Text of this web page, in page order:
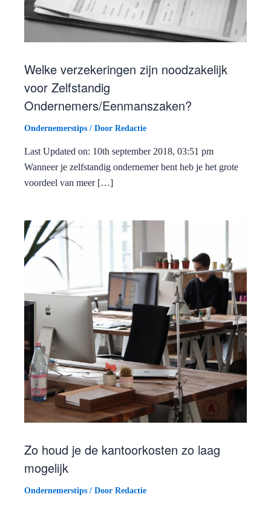
Welke verzekeringen zijn noodzakelijk
voor Zelfstandig
Ondernemers/Eenmanszaken?
Ondernemerstips / Door Redactie
Last Updated on: 10th september 2018, 03:51 pm
Wanneer je zelfstandig ondernemer bent heb je het grote
voordeel van meer […]
Zo houd je de kantoorkosten zo laag
mogelijk
Ondernemerstips / Door Redactie